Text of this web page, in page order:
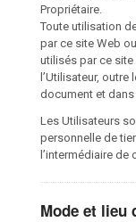
Propriétaire.
Toute utilisation
par ce site Web
utilisés par ce site
l’Utilisateur,
document et
Les Utilisateurs
personnelle de
l’intermédiaire de
Mode et lieu